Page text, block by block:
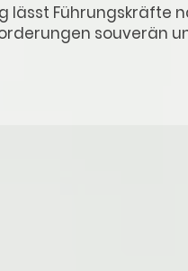
lässt Führungskräfte
souverän